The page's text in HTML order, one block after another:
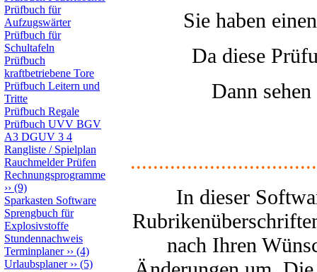
Prüfbuch für
Aufzugswärter
Prüfbuch für
Schultafeln
Prüfbuch
kraftbetriebene Tore
Prüfbuch Leitern und
Tritte
Prüfbuch Regale
Prüfbuch UVV BGV
A3 DGUV 3 4
Rangliste / Spielplan
Rauchmelder Prüfen
Rechnungsprogramme
›› (9)
Sparkasten Software
Sprengbuch für
Explosivstoffe
Stundennachweis
Terminplaner›› (4)
Urlaubsplaner›› (5)
Sie haben
Da diese
Dann
In dieser
nach Ihren